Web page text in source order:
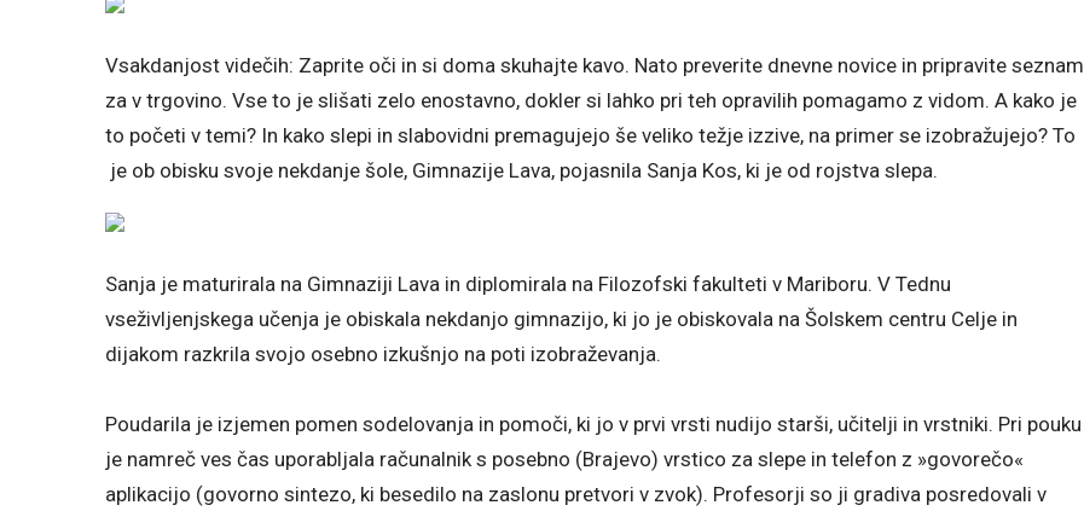
Vsakdanjost videčih: Zaprite oči in si doma skuhajte kavo. Nato preverite dnevne novice in pripravite seznam
za v trgovino. Vse to je slišati zelo enostavno, dokler si lahko pri teh opravilih pomagamo z vidom. A kako je
to početi v temi? In kako slepi in slabovidni premagujejo še veliko težje izzive, na primer se izobražujejo? To
je ob obisku svoje nekdanje šole, Gimnazije Lava, pojasnila Sanja Kos, ki je od rojstva slepa.
Sanja je maturirala na Gimnaziji Lava in diplomirala na Filozofski fakulteti v Mariboru. V Tednu
vseživljenjskega učenja je obiskala nekdanjo gimnazijo, ki jo je obiskovala na Šolskem centru Celje in
dijakom razkrila svojo osebno izkušnjo na poti izobraževanja.
Poudarila je izjemen pomen sodelovanja in pomoči, ki jo v prvi vrsti nudijo starši, učitelji in vrstniki. Pri pouku
je namreč ves čas uporabljala računalnik s posebno (Brajevo) vrstico za slepe in telefon z »govorečo«
aplikacijo (govorno sintezo, ki besedilo na zaslonu pretvori v zvok). Profesorji so ji gradiva posredovali v